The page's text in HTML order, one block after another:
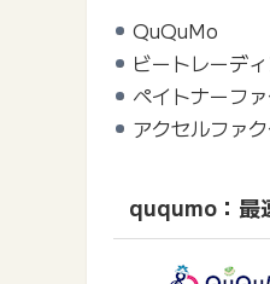
QuQuMo
ビートレーデ
ペイトナーフ
アクセルファ
ququmo：最